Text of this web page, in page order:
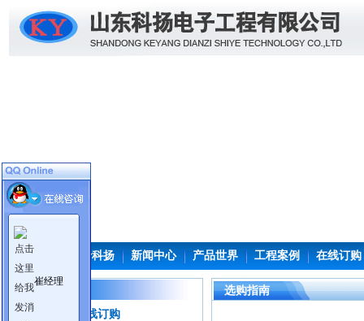
首页 关于科扬 新闻中心 产品世界 工程案例 在线订购
服务与支持
在线订购
选购指南
崔经理